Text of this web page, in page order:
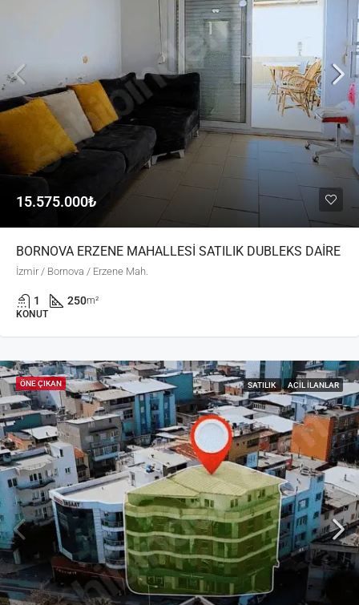
15.575.000₺
BORNOVA ERZENE MAHALLESİ SATILIK DUBLEKS DAİRE
İzmir / Bornova / Erzene Mah.
1 250m²
KONUT
ÖNE ÇIKAN SATILIK ACIL İLANLAR